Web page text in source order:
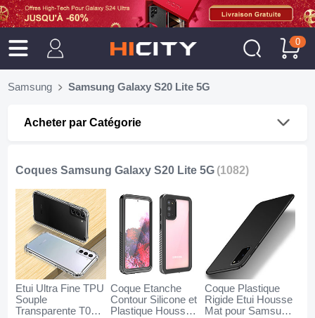
0
Samsung Samsung Galaxy S20 Lite 5G
Acheter par Catégorie
Coques Samsung Galaxy S20 Lite 5G (1082)
Etui Ultra Fine TPU
Souple
Transparente T02
Coque Etanche
Contour Silicone et
Plastique Housse
Coque Plastique
Rigide Etui Housse
Mat pour Samsung